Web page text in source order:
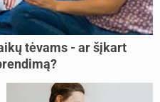
tėvams - ar šįkart